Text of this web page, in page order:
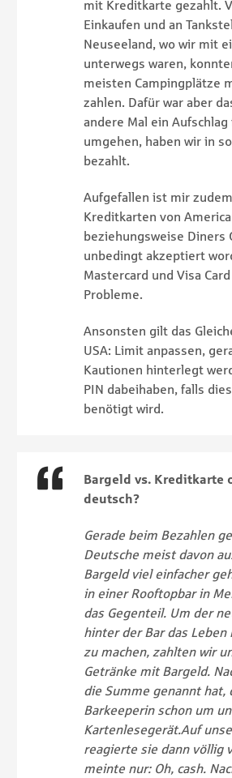
mit Kreditkarte gezahlt.
Einkaufen und an
Neuseeland, wo wir mit
unterwegs waren,
meisten Campingplätze
zahlen. Dafür war aber
andere Mal ein
umgehen, haben wir in
bezahlt.
Aufgefallen ist mir
Kreditkarten von
beziehungsweise Diners
unbedingt akzeptiert
Mastercard und Visa
Probleme.
Ansonsten gilt das
USA: Limit anpassen,
Kautionen hinterlegt
PIN dabeihaben, falls
benötigt wird.
Bargeld vs. Kreditkarte
deutsch?
Gerade beim Bezahlen
Deutsche meist davon
Bargeld viel einfacher
in einer Rooftopbar in
das Gegenteil. Um der
hinter der Bar das
zu machen, zahlten wir
Getränke mit Bargeld.
die Summe genannt hat,
Barkeeperin schon um
Kartenlesegerät.Auf
reagierte sie dann völlig
meinte nur: Oh, cash.